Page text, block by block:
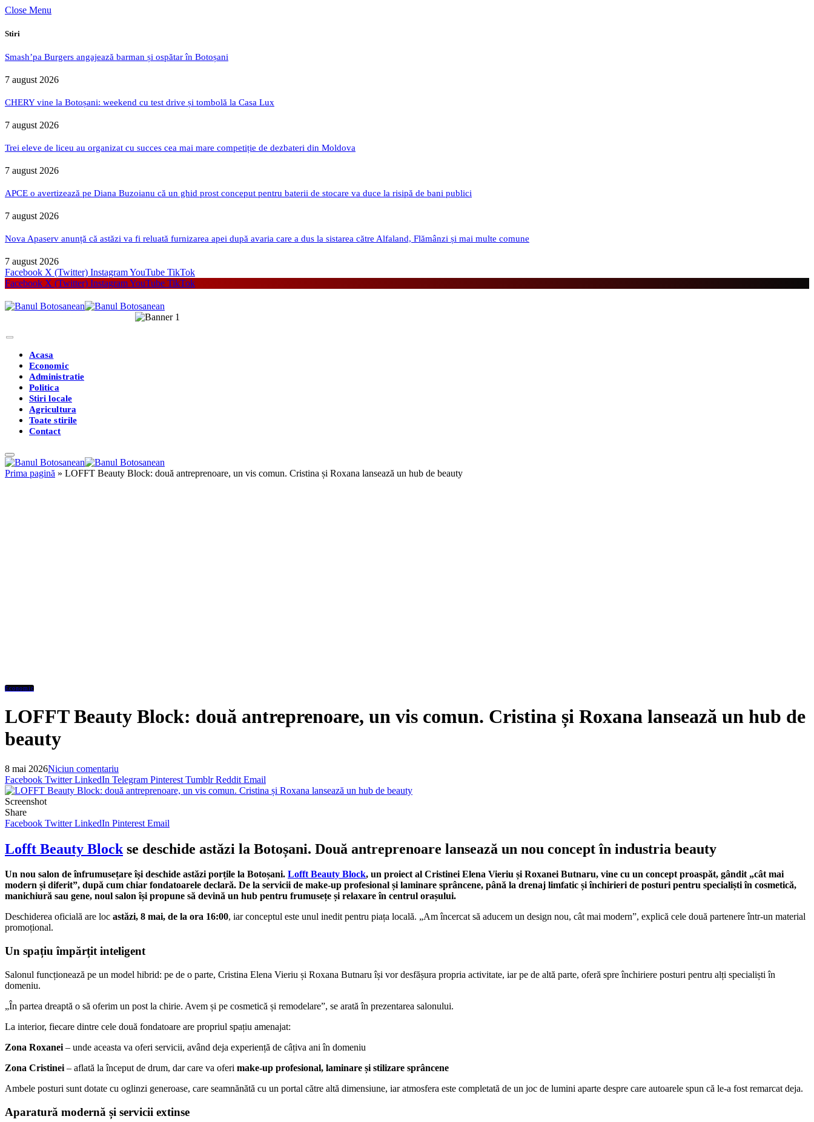
Close Menu
Stiri
Smash’pa Burgers angajează barman și ospătar în Botoșani
7 august 2026
CHERY vine la Botoșani: weekend cu test drive și tombolă la Casa Lux
7 august 2026
Trei eleve de liceu au organizat cu succes cea mai mare competiție de dezbateri din Moldova
7 august 2026
APCE o avertizează pe Diana Buzoianu că un ghid prost conceput pentru baterii de stocare va duce la risipă de bani publici
7 august 2026
Nova Apaserv anunță că astăzi va fi reluată furnizarea apei după avaria care a dus la sistarea către Alfaland, Flămânzi și mai multe comune
7 august 2026
Facebook X (Twitter) InstagramYouTube TikTok
Facebook X (Twitter) InstagramYouTube TikTok
Acasa
Economic
Administratie
Politica
Stiri locale
Agricultura
Toate stirile
Contact
Prima pagină » LOFFT Beauty Block: două antreprenoare, un vis comun. Cristina și Roxana lansează un hub de beauty
Economic
LOFFT Beauty Block: două antreprenoare, un vis comun. Cristina și Roxana lansează un hub de
beauty
8 mai 2026Niciun comentariu
Facebook Twitter LinkedIn Telegram Pinterest Tumblr Reddit Email
Screenshot
Share
Facebook Twitter LinkedIn Pinterest Email
Lofft Beauty Block se deschide astăzi la Botoșani. Două antreprenoare lansează un nou concept în industria beauty
Un nou salon de înfrumusețare își deschide astăzi porțile la Botoșani. Lofft Beauty Block, un proiect al Cristinei Elena Vieriu și Roxanei Butnaru, vine cu un concept proaspăt, gândit „cât mai
modern și diferit”, după cum chiar fondatoarele declară. De la servicii de make-up profesional și laminare sprâncene, până la drenaj limfatic și închirieri de posturi pentru specialiști în cosmetică,
manichiură sau gene, noul salon își propune să devină un hub pentru frumusețe și relaxare în centrul orașului.
Deschiderea oficială are loc astăzi, 8 mai, de la ora 16:00, iar conceptul este unul inedit pentru piața locală. „Am încercat să aducem un design nou, cât mai modern”, explică cele două partenere într-un material
promoțional.
Un spațiu împărțit inteligent
Salonul funcționează pe un model hibrid: pe de o parte, Cristina Elena Vieriu și Roxana Butnaru își vor desfășura propria activitate, iar pe de altă parte, oferă spre închiriere posturi pentru alți specialiști în
domeniu.
„În partea dreaptă o să oferim un post la chirie. Avem și pe cosmetică și remodelare”, se arată în prezentarea salonului.
La interior, fiecare dintre cele două fondatoare are propriul spațiu amenajat:
Zona Roxanei – unde aceasta va oferi servicii, având deja experiență de câțiva ani în domeniu
Zona Cristinei – aflată la început de drum, dar care va oferi make-up profesional, laminare și stilizare sprâncene
Ambele posturi sunt dotate cu oglinzi generoase, care seamnănătă cu un portal către altă dimensiune, iar atmosfera este completată de un joc de lumini aparte despre care autoarele spun că le-a fost remarcat deja.
Aparatură modernă și servicii extinse